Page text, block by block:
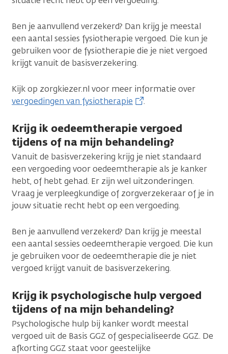
Ben je aanvullend verzekerd? Dan krijg je meestal
een aantal sessies fysiotherapie vergoed. Die kun je
gebruiken voor de fysiotherapie die je niet vergoed
krijgt vanuit de basisverzekering.
Kijk op zorgkiezer.nl voor meer informatie over
vergoedingen van fysiotherapie
.
Krijg ik oedeemtherapie vergoed
tijdens of na mijn behandeling?
Vanuit de basisverzekering krijg je niet standaard
een vergoeding voor oedeemtherapie als je kanker
hebt, of hebt gehad. Er zijn wel uitzonderingen.
Vraag je verpleegkundige of zorgverzekeraar of je in
jouw situatie recht hebt op een vergoeding.
Ben je aanvullend verzekerd? Dan krijg je meestal
een aantal sessies oedeemtherapie vergoed. Die kun
je gebruiken voor de oedeemtherapie die je niet
vergoed krijgt vanuit de basisverzekering.
Krijg ik psychologische hulp vergoed
tijdens of na mijn behandeling?
Psychologische hulp bij kanker wordt meestal
vergoed uit de Basis GGZ of gespecialiseerde GGZ. De
afkorting GGZ staat voor geestelijke